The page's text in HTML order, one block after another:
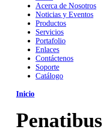
Acerca de Nosotros
Noticias y Eventos
Productos
Servicios
Portafolio
Enlaces
Contáctenos
Soporte
Catálogo
Inicio